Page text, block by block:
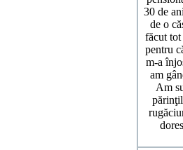
30 de
de o
făcut tot
pentru
m-a
am
Am